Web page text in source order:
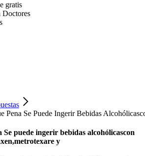
gratis
Doctores
Pena Se Puede Ingerir Bebidas
Se puede ingerir bebidas alcohólicascon
y